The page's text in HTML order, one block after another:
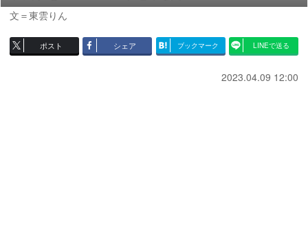
文＝東雲りん
ポスト シェア ブックマーク LINEで送る
2023.04.09 12:00